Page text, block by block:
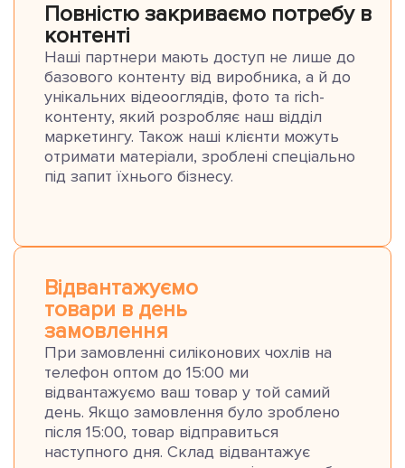
Повністю закриваємо потребу в
контенті
Наші партнери мають доступ не лише до
базового контенту від виробника, а й до
унікальних відеооглядів, фото та rich-
контенту, який розробляє наш відділ
маркетингу. Також наші клієнти можуть
отримати матеріали, зроблені спеціально
під запит їхнього бізнесу.
Відвантажуємо
товари в день
замовлення
При замовленні силіконових чохлів на
телефон оптом до 15:00 ми
відвантажуємо ваш товар у той самий
день. Якщо замовлення було зроблено
після 15:00, товар відправиться
наступного дня. Склад відвантажує